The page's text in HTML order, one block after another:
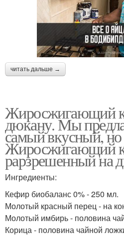
читать дальше →
Жиросжигающий
дюкану. Мы
самый вкусный,
Жиросжигающий
рарзрешенный на
Ингредиенты:
Кефир биобаланс 0% - 250 мл.
Молотый красный перец - на
Молотый имбирь - половина
Корица - половина чайной